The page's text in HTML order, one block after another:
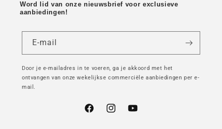
Word lid van onze nieuwsbrief voor exclusieve
aanbiedingen!
E-mail
Door je e-mailadres in te voeren, ga je akkoord met het
ontvangen van onze wekelijkse commerciële aanbiedingen per e-
mail.
FacebookInstagramYouTube